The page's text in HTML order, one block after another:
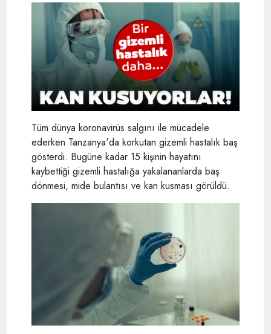
Tüm dünya koronavirüs salgını ile mücadele
ederken Tanzanya'da korkutan gizemli hastalık baş
gösterdi. Bugüne kadar 15 kişinin hayatını
kaybettiği gizemli hastalığa yakalananlarda baş
dönmesi, mide bulantısı ve kan kusması görüldü.